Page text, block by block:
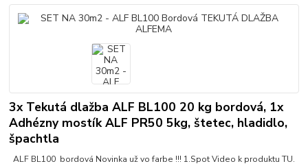
3x Tekutá dlažba ALF BL100 20 kg bordová, 1x
Adhézny mostík ALF PR50 5kg, štetec, hladidlo,
špachtla
ALF BL100 bordová Novinka už vo farbe !!! 1.Spot Video k produktu TU.